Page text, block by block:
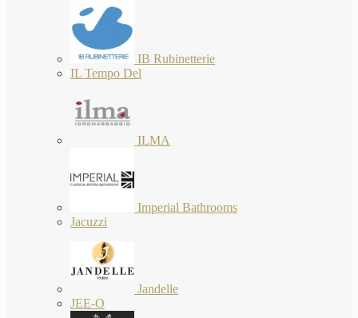
IB Rubinetterie
IL Tempo Del
ILMA
Imperial Bathrooms
Jacuzzi
Jandelle
JEE-O